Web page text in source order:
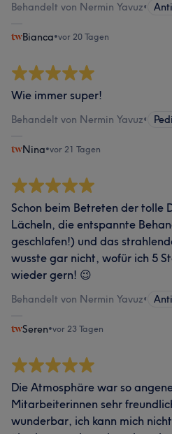
Behandelt von Nermin Yavuz•
Bianca•vor 20 Tagen
Wie immer super!
Behandelt von Nermin Yavuz•
Nina•vor 21 Tagen
Schon beim Betreten der tolle
Lächeln, die entspannte
geschlafen!) und das
wusste gar nicht, wofür ich 5
wieder gern! 😉
Behandelt von Nermin Yavuz•
Seren•vor 23 Tagen
Die Atmosphäre war so
Mitarbeiterinnen sehr
wunderbar, ich kann mich